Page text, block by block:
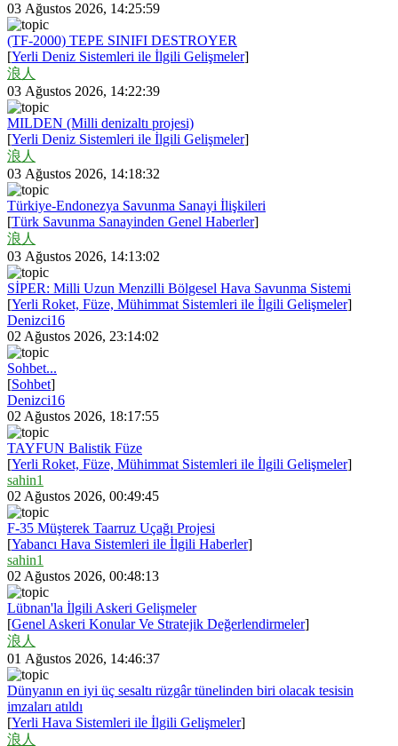
03 Ağustos 2026, 14:25:59
(TF-2000) TEPE SINIFI DESTROYER
[Yerli Deniz Sistemleri ile İlgili Gelişmeler]
浪人
03 Ağustos 2026, 14:22:39
MILDEN (Milli denizaltı projesi)
[Yerli Deniz Sistemleri ile İlgili Gelişmeler]
浪人
03 Ağustos 2026, 14:18:32
Türkiye-Endonezya Savunma Sanayi İlişkileri
[Türk Savunma Sanayinden Genel Haberler]
浪人
03 Ağustos 2026, 14:13:02
SİPER: Milli Uzun Menzilli Bölgesel Hava Savunma Sistemi
[Yerli Roket, Füze, Mühimmat Sistemleri ile İlgili Gelişmeler]
Denizci16
02 Ağustos 2026, 23:14:02
Sohbet...
[Sohbet]
Denizci16
02 Ağustos 2026, 18:17:55
TAYFUN Balistik Füze
[Yerli Roket, Füze, Mühimmat Sistemleri ile İlgili Gelişmeler]
sahin1
02 Ağustos 2026, 00:49:45
F-35 Müşterek Taarruz Uçağı Projesi
[Yabancı Hava Sistemleri ile İlgili Haberler]
sahin1
02 Ağustos 2026, 00:48:13
Lübnan'la İlgili Askeri Gelişmeler
[Genel Askeri Konular Ve Stratejik Değerlendirmeler]
浪人
01 Ağustos 2026, 14:46:37
Dünyanın en iyi üç sesaltı rüzgâr tünelinden biri olacak tesisin
imzaları atıldı
[Yerli Hava Sistemleri ile İlgili Gelişmeler]
浪人